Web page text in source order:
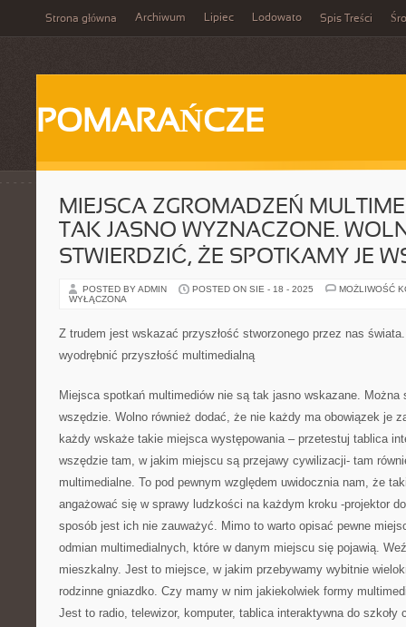
Strona główna Archiwum Lipiec Lodowato Spis Treści
POMARAŃCZE
MIEJSCA ZGROMADZEŃ
TAK JASNO WYZNACZONE.
STWIERDZIĆ, ŻE SPOTKAMY JE
POSTED BY ADMIN POSTED ON SIE - 18 - 2025
MOŻLIWOŚĆ
WYŁĄCZONA
Z trudem jest wskazać przyszłość stworzonego przez nas
wyodrębnić przyszłość multimedialną
Miejsca spotkań multimediów nie są tak jasno wskazane.
wszędzie. Wolno również dodać, że nie każdy ma obowiązek je
każdy wskaże takie miejsca występowania – przetestuj tablica
wszędzie tam, w jakim miejscu są przejawy cywilizacji- tam
multimedialne. To pod pewnym względem uwidocznia nam, że
angażować się w sprawy ludzkości na każdym kroku -projektor
sposób jest ich nie zauważyć. Mimo to warto opisać pewne
odmian multimedialnych, które w danym miejscu się pojawią.
mieszkalny. Jest to miejsce, w jakim przebywamy wybitnie
rodzinne gniazdko. Czy mamy w nim jakiekolwiek formy
Jest to radio, telewizor, komputer, tablica interaktywna do